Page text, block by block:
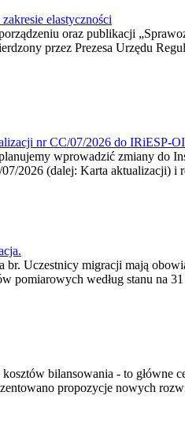
elastyczności
oraz publikacji
przez Prezesa Urzędu
nr CC/07/2026 do IRiESP-
wprowadzić zmiany do
2026 (dalej: Karta aktualizacji)
br. Uczestnicy migracji mają
pomiarowych według stanu na
bilansowania - to główne
propozycje nowych